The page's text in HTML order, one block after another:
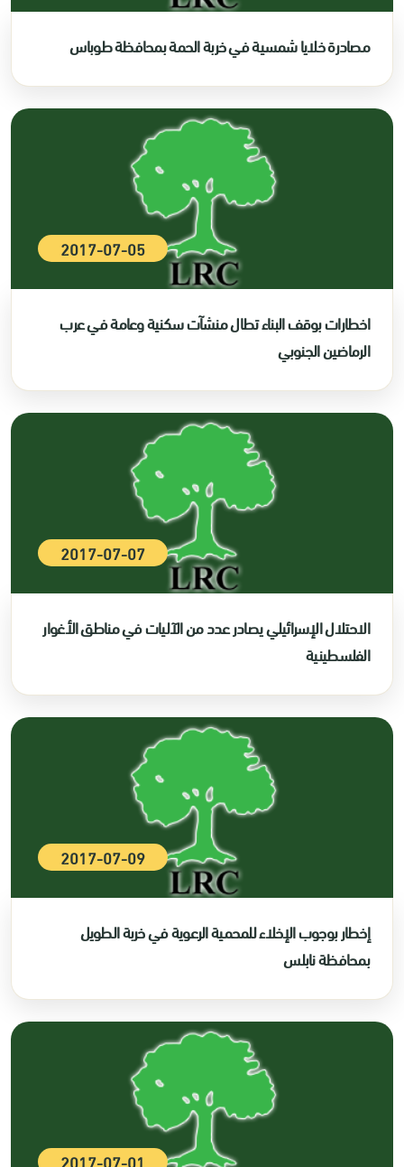
مصادرة خلايا شمسية في خربة الحمة بمحافظة طوباس
2017-07-05
اخطارات بوقف البناء تطال منشآت سكنية وعامة في عرب
الرماضين الجنوبي
2017-07-07
الاحتلال الإسرائيلي يصادر عدد من الآليات في مناطق الأغوار
الفلسطينية
2017-07-09
إخطار بوجوب الإخلاء للمحمية الرعوية في خربة الطويل
بمحافظة نابلس